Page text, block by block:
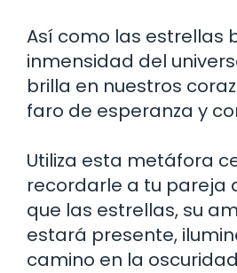
Así como las estrellas
inmensidad del
brilla en nuestros
faro de esperanza y
Utiliza esta metáfora
recordarle a tu pareja
que las estrellas, su
estará presente,
camino en la